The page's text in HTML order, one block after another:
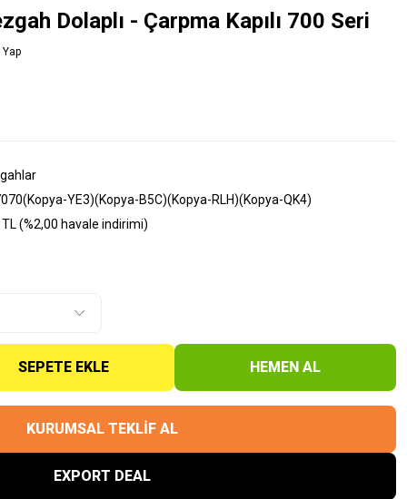
Dolaplı - Çarpma Kapılı 700 Seri
YE3)(Kopya-B5C)(Kopya-RLH)(Kopya-QK4)
(%2,00 havale indirimi)
SEPETE EKLE HEMEN AL
KURUMSAL TEKLİF AL
EXPORT DEAL